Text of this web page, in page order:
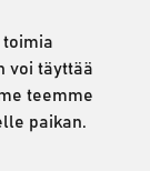
voi täyttää
teemme
paikan.